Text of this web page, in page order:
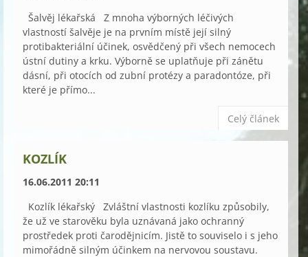
Šalvěj lékařská Z mnoha výborných léčivých
vlastností šalvěje je na prvním místě její silný
protibakteriální účinek, osvědčený při všech nemocech
ústní dutiny a krku. Výborně se uplatňuje při zánětu
dásní, při otocích od zubní protézy a paradontóze, při
které je přímo...
Celý článek
KOZLÍK
16.06.2011 20:11
Kozlík lékařský Zvláštní vlastnosti kozlíku způsobily,
že už ve starověku byla uznávaná jako ochranný
prostředek proti čarodějnicím. Jistě to souviselo i s jeho
mimořádně silným účinkem na nervovou soustavu.